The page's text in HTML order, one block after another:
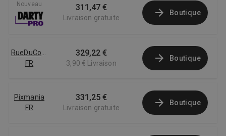
Nouveau 311,47 €
Livraison gratuite
Boutique
RueDuCommerce
FR
329,22 €
3,90 € Livraison
Boutique
Pixmania
FR
331,25 €
Livraison gratuite
Boutique